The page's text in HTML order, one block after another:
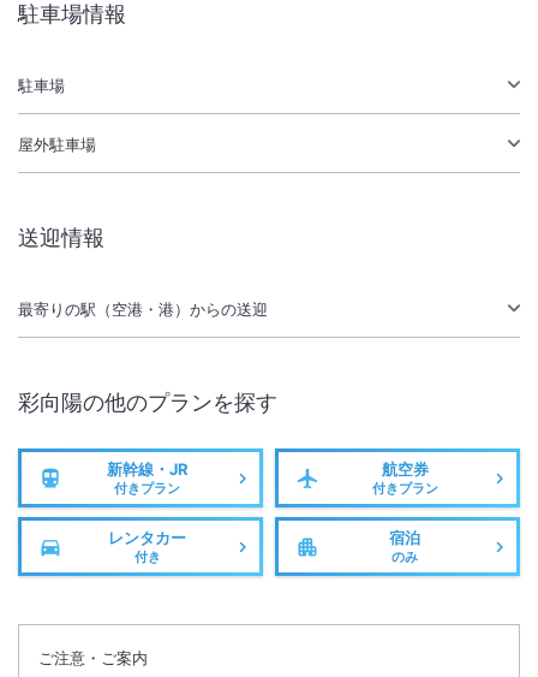
温泉
【露天風呂改修のご案内】
ける露天風呂を目指し、上記期間にて露天風呂の改修工事を行うことと
ん。
夜間や雨天時、ご年配のお客様や小さなお子様連れのお客様にも、より
来に向けた改修工事です。露天風呂がご利用いただけない中でも、「来
てよかった」と感じていただける滞在をお届けできるよう、スタッフ一
同、この期間限定のサービスも考えながら心を込めてお迎えいたしま
す。
改修後の新しい露天風呂を、ぜひ楽しみにお待ちいただけましたら幸い
【SDGsへの取り組み】
※重要なお知らせです。必ず続きをご確認ください。
駐車場情報
駐車場
屋外駐車場
送迎情報
最寄りの駅（空港・港）からの送迎
彩向陽の他のプランを探す
新幹線・JR
付きプラン
航空券
付きプラン
レンタカー
付き
宿泊
のみ
ご注意・ご案内